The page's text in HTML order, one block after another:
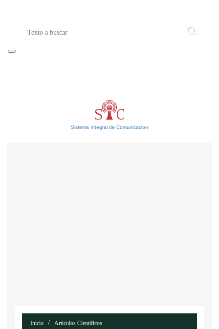
Sistema Integral de Comunicacion
Inicio
Artículos Científicos